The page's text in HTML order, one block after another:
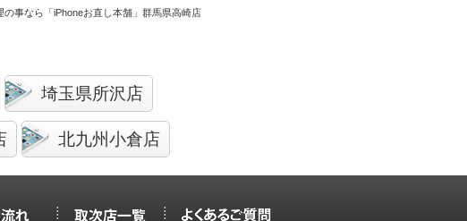
の事なら「iPhoneお直し本舗」群馬県高崎店
埼玉県所沢店
北九州小倉店